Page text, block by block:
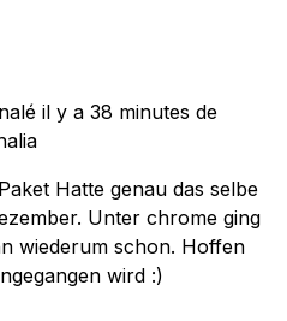
il y a 38 minutes de
Hatte genau das selbe
Unter chrome ging
wiederum schon. Hoffen
wird :)